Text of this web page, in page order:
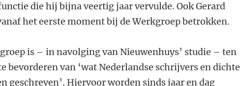
die hij bijna veertig jaar vervulde. Ook Gerard
het eerste moment bij de Werkgroep betrokken.
is – in navolging van Nieuwenhuys’ studie – ten
bevorderen van ‘wat Nederlandse schrijvers en
geschreven’. Hiervoor worden sinds jaar en dag